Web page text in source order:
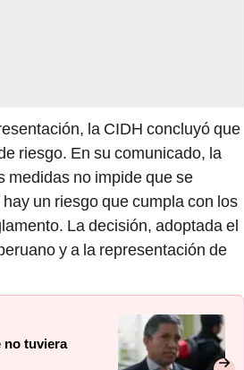
la CIDH concluyó que
riesgo. En su comunicado, la
medidas no impide que se
un riesgo que cumpla con los
La decisión, adoptada el
y a la representación de
no tuviera